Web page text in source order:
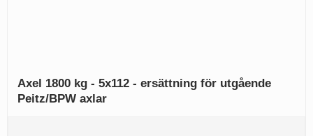
Axel 1800 kg - 5x112 - ersättning för utgående
Peitz/BPW axlar